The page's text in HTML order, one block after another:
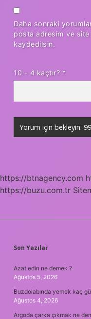
Daha sonraki
posta adresim ve site
kaydedilsin.
10 - 4 kaçtır? *
https://btnagency.com
https://buzu.com.tr
SIDEBAR
Son Yazılar
Azat edin ne demek ?
Ağustos 5, 2026
Buzdolabında yemek kaç
Ağustos 4, 2026
Argoda çarka çıkmak ne